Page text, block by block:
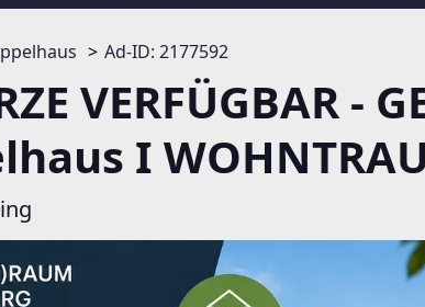
Ad-ID: 2177592
VERFÜGBAR -
I